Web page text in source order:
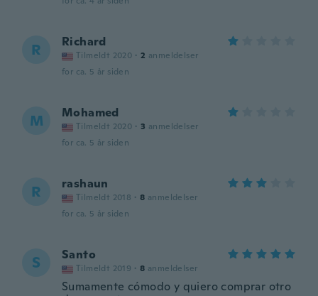
R Richard
Tilmeldt 2020 · 2 anmeldelser
for ca. 5 år siden
M Mohamed
Tilmeldt 2020 · 3 anmeldelser
for ca. 5 år siden
R rashaun
Tilmeldt 2018 · 8 anmeldelser
for ca. 5 år siden
S Santo
Tilmeldt 2019 · 8 anmeldelser
Sumamente cómodo y quiero comprar otro